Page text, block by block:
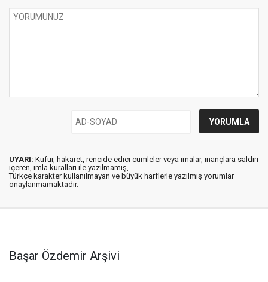
UYARI: Küfür, hakaret, rencide edici cümleler veya imalar, inançlara saldırı
içeren, imla kuralları ile yazılmamış,
Türkçe karakter kullanılmayan ve büyük harflerle yazılmış yorumlar
onaylanmamaktadır.
Başar Özdemir Arşivi